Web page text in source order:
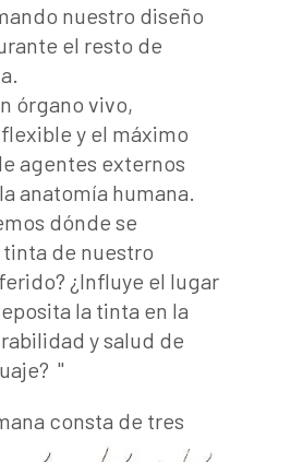
nuestro diseño
el resto de
órgano vivo,
y el máximo
agentes externos
anatomía humana.
dónde se
de nuestro
¿Influye el lugar
la tinta en la
y salud de
consta de tres